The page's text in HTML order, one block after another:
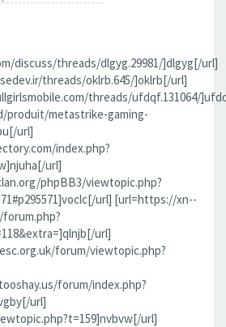
discuss/threads/dlgyg.29981/]dlgyg[/url]
threads/oklrb.645/]oklrb[/url]
threads/ufdqf.131064/
produit/metastrike-gaming-
url]
index.php?
url]
phpBB3/viewtopic.php?
url] [url=https://xn--
url]
forum/viewtopic.php?
forum/index.php?
url]
url]